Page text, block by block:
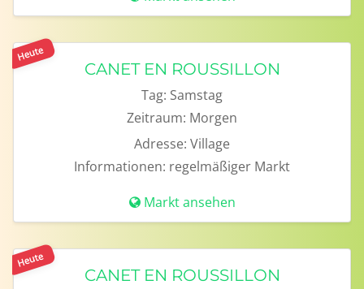
Heute
CANET EN ROUSSILLON
Tag: Samstag
Zeitraum: Morgen
Adresse: Village
Informationen: regelmäßiger Markt
Markt ansehen
Heute
CANET EN ROUSSILLON